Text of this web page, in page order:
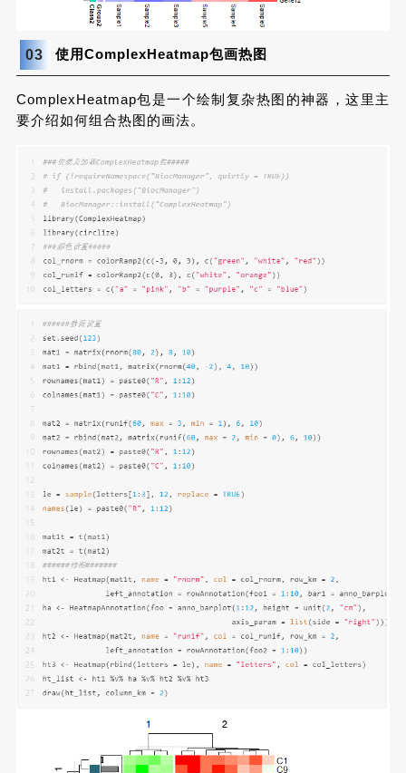
03 使用ComplexHeatmap包画热图
ComplexHeatmap包是一个绘制复杂热图的神器，这里主
要介绍如何组合热图的画法。